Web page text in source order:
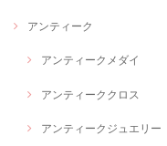
アンティーク
アンティークメダイ
アンティーククロス
アンティークジュエリー